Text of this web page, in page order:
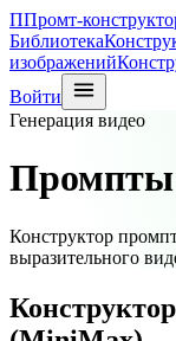
ППромт-
Библиотека
изображений
Войти
Генерация видео
Промпты
Конструктор
выразительного